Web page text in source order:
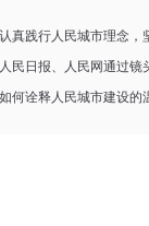
城市人民建、人民城市
座城市的“小细节”，看
品质。